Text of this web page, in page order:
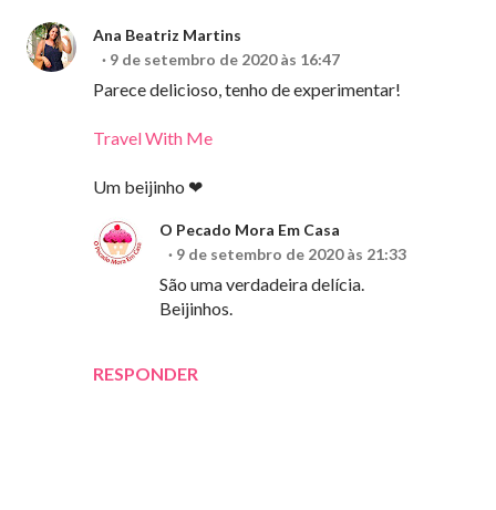
Ana Beatriz Martins
9 de setembro de 2020 às 16:47
Parece delicioso, tenho de experimentar!
Travel With Me
Um beijinho ❤︎
RESPONDER
O Pecado Mora Em Casa
9 de setembro de 2020 às 21:33
São uma verdadeira delícia.
Beijinhos.